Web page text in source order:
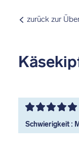
zurück zur
Schwierigkeit :